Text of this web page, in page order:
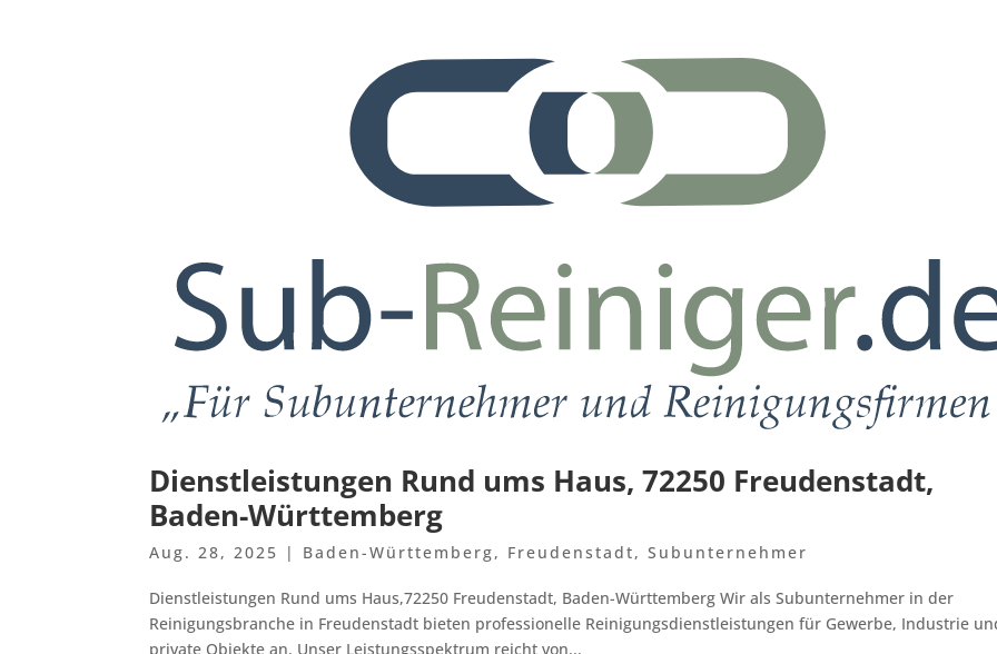
Dienstleistungen Rund ums Haus, 72250 Freudenstadt,
Baden-Württemberg
Aug. 28, 2025 | Baden-Württemberg, Freudenstadt,Subunternehmer
Dienstleistungen Rund ums Haus,72250 Freudenstadt, Baden-Württemberg Wir als Subunternehmer in der
Reinigungsbranche in Freudenstadt bieten professionelle Reinigungsdienstleistungen für Gewerbe, Industrie
private Objekte an. Unser Leistungsspektrum reicht von...